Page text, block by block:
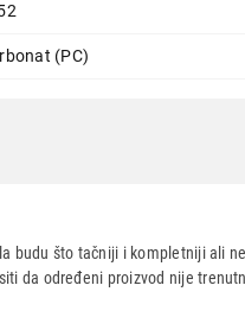
(PC)
d.o.o.
budu što tačniji i kompletniji ali
da određeni proizvod nije